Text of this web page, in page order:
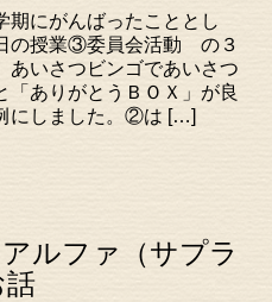
期にがんばったこととし
の授業③委員会活動 の３
いさつビンゴであいさつ
「ありがとうＢＯＸ」が良
にしました。②は […]
ルファ（サプラ
話